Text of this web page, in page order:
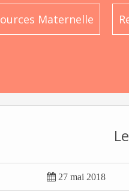
Maternelle
 27 mai 2018